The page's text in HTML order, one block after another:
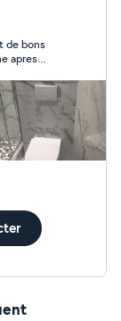
AVEC
9H AU
ISO
de bons
apres